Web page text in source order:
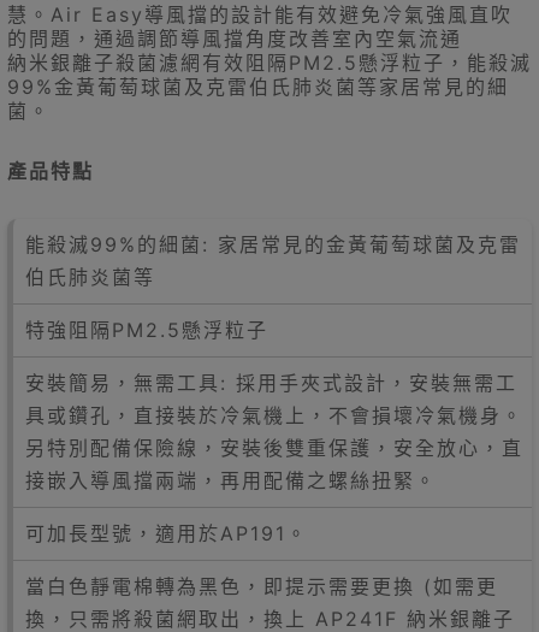
慧。Air Easy導風擋的設計能有效避免冷氣強風直吹
的問題，通過調節導風擋角度改善室內空氣流通
納米銀離子殺菌濾網有效阻隔PM2.5懸浮粒子，能殺滅
99%金黃葡萄球菌及克雷伯氏肺炎菌等家居常見的細
菌。
產品特點
能殺滅99%的細菌: 家居常見的金黃葡萄球菌及克雷
伯氏肺炎菌等
特強阻隔PM2.5懸浮粒子
安裝簡易，無需工具: 採用手夾式設計，安裝無需工
具或鑽孔，直接裝於冷氣機上，不會損壞冷氣機身。
另特別配備保險線，安裝後雙重保護，安全放心，直
接嵌入導風擋兩端，再用配備之螺絲扭緊。
可加長型號，適用於AP191。
當白色靜電棉轉為黑色，即提示需要更換 (如需更
換，只需將殺菌網取出，換上 AP241F 納米銀離子